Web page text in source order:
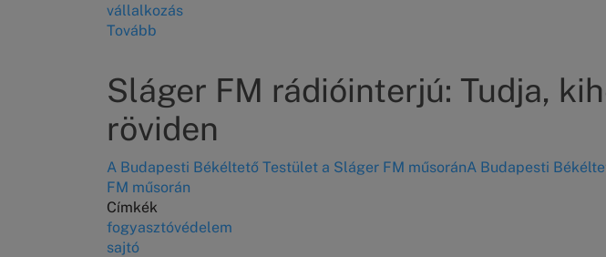
vállalkozás
Tovább
jétől
a
mikro-,
és
középvállalkozások
kezdeményezhetnek
Sláger FM rádióinterjú: Tudja,
röviden
A Budapesti Békéltető Testület a Sláger FM műsoránA Budapesti
FM műsorán
Címkék
fogyasztóvédelem
sajtó